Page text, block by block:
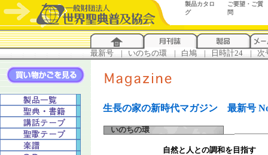
製品カタロ
グ
ご要望・ご質
問
最新号 | いのちの環 | 白鳩 | 日時計24 | 次
生長の家の新時代マガジン 最新号
いのちの環
自然と人との調和を目指す